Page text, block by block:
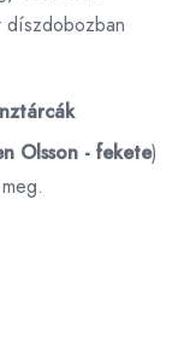
díszdobozban
Olsson - fekete)